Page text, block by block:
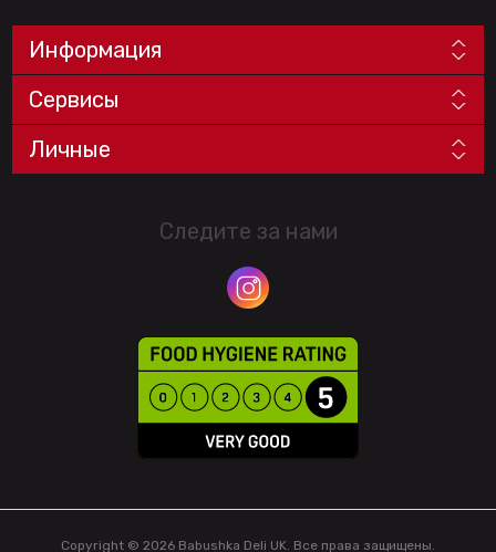
Информация
Сервисы
Личные
Следите за нами
Copyright © 2026 Babushka Deli UK. Все права защищены.